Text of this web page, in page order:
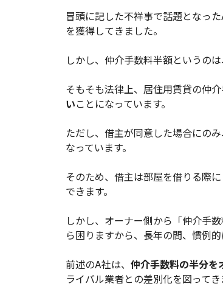
冒頭に記した不祥事で話題となっ
を獲得してきました。
しかし、仲介手数料半額というの
そもそも法律上、居住用賃貸の仲
いことになっています。
ただし、借主が同意した場合にの
なっています。
そのため、借主は部屋を借りる際に
できます。
しかし、オーナー側から「仲介手
ら困りますから、長年の間、慣例
前述のA社は、 仲介手数料の半分を
ライバル業者との差別化を図ってき